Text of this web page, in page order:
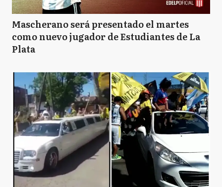
Mascherano será presentado el martes
como nuevo jugador de Estudiantes de La
Plata